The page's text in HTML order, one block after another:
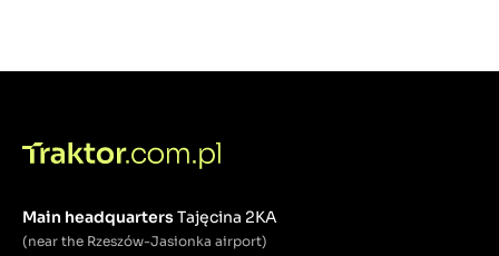
bezpośrednio po deszczu.Kosiarka listwowato bez
kosiarki do pielęgnacji przydomowego trawnika.
Main headquartersTajęcina 2KA
(near the Rzeszów-Jasionka airport)